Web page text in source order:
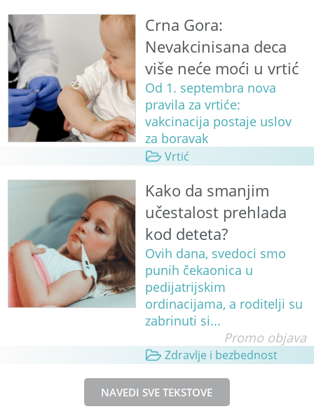
Crna Gora:
Nevakcinisana deca
više neće moći u vrtić
Od 1. septembra nova
pravila za vrtiće:
vakcinacija postaje uslov
za boravak
Vrtić
Kako da smanjim
učestalost prehlada
kod deteta?
Ovih dana, svedoci smo
punih čekaonica u
pedijatrijskim
ordinacijama, a roditelji su
zabrinuti si...
Promo objava
Zdravlje i bezbednost
NAVEDI SVE TEKSTOVE